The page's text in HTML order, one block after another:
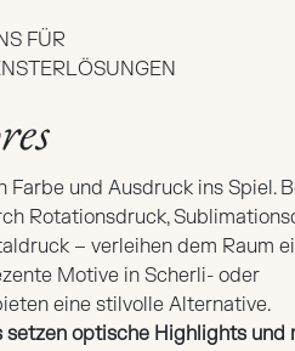
FÜR
Farbe und Ausdruck ins Spiel.
Rotationsdruck,
– verleihen dem Raum
Motive in Scherli- oder
eine stilvolle Alternative.
optische Highlights und